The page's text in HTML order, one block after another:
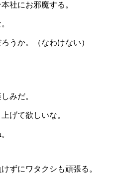
社にお邪魔する。
うか。（なわけない）
みだ。
げて欲しいな。
ずにワタクシも頑張る。